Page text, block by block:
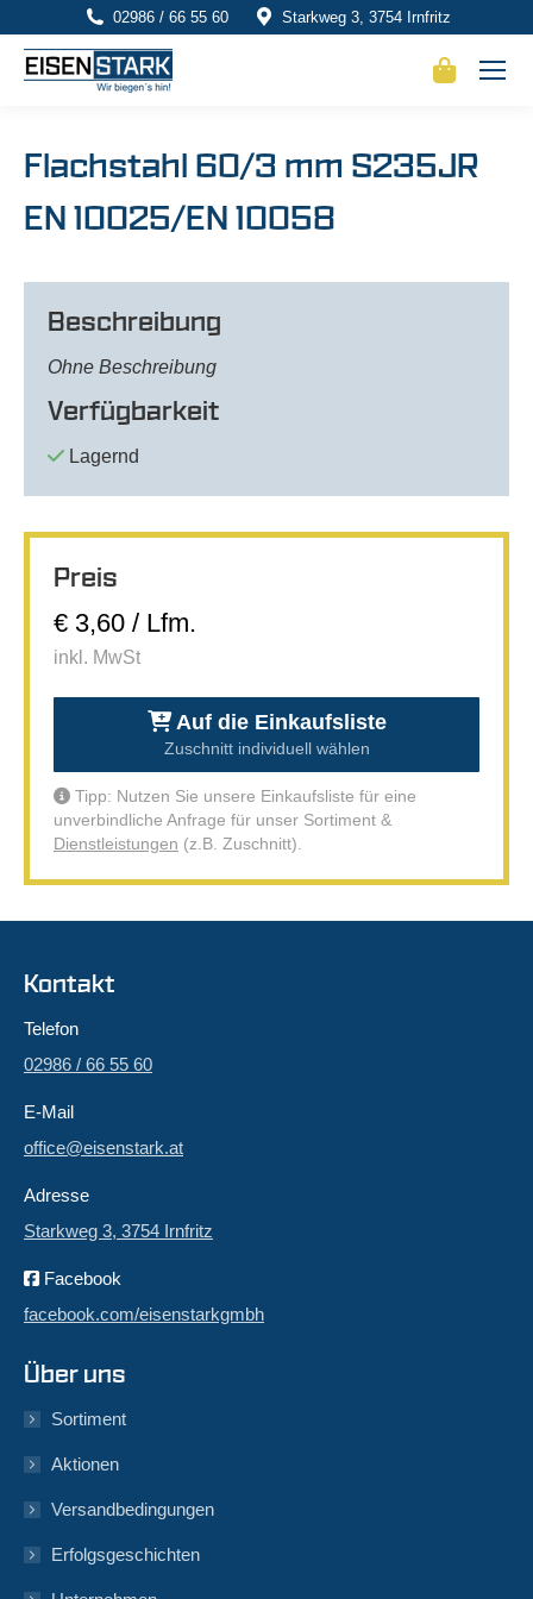
02986 / 66 55 60 Starkweg 3, 3754 Irnfritz
Flachstahl 60/3 mm S235JR
EN 10025/EN 10058
Beschreibung
Ohne Beschreibung
Verfügbarkeit
Lagernd
Preis
€ 3,60 / Lfm.
inkl. MwSt
Auf die Einkaufsliste
Zuschnitt individuell wählen
Tipp: Nutzen Sie unsere Einkaufsliste für eine
unverbindliche Anfrage für unser Sortiment &
Dienstleistungen (z.B. Zuschnitt).
Kontakt
Telefon
02986 / 66 55 60
E-Mail
office@eisenstark.at
Adresse
Starkweg 3, 3754 Irnfritz
Facebook
facebook.com/eisenstarkgmbh
Über uns
Sortiment
Aktionen
Versandbedingungen
Erfolgsgeschichten